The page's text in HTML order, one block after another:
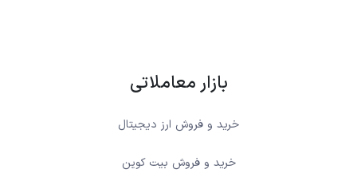
بازار معاملاتی
خرید و فروش ارز دیجیتال
خرید و فروش بیت کوین